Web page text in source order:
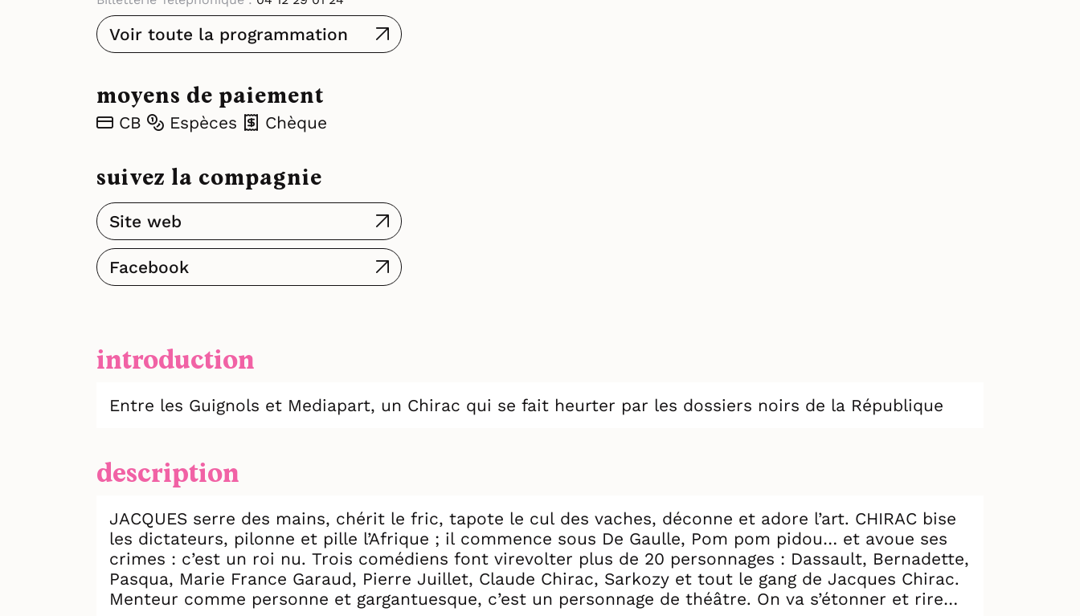
Voir toute la programmation
moyens de paiement
CB Espèces Chèque
suivez la compagnie
Site web
Facebook
introduction
Entre les Guignols et Mediapart, un Chirac qui se fait heurter par les dossiers noirs de la République
description
JACQUES serre des mains, chérit le fric, tapote le cul des vaches, déconne et adore l’art. CHIRAC bise
les dictateurs, pilonne et pille l’Afrique ; il commence sous De Gaulle, Pom pom pidou… et avoue ses
crimes : c’est un roi nu. Trois comédiens font virevolter plus de 20 personnages : Dassault, Bernadette,
Pasqua, Marie France Garaud, Pierre Juillet, Claude Chirac, Sarkozy et tout le gang de Jacques Chirac.
Menteur comme personne et gargantuesque, c’est un personnage de théâtre. On va s’étonner et rire